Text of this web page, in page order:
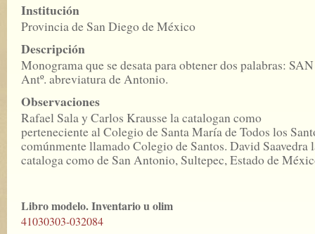
Institución
Provincia de San Diego de México
Descripción
Monograma que se desata para obtener dos palabras:
Antº. abreviatura de Antonio.
Observaciones
Rafael Sala y Carlos Krausse la catalogan como
perteneciente al Colegio de Santa María de Todos los
comúnmente llamado Colegio de Santos. David Saavedra
cataloga como de San Antonio, Sultepec, Estado de
Libro modelo. Inventario u olim
41030303-032084